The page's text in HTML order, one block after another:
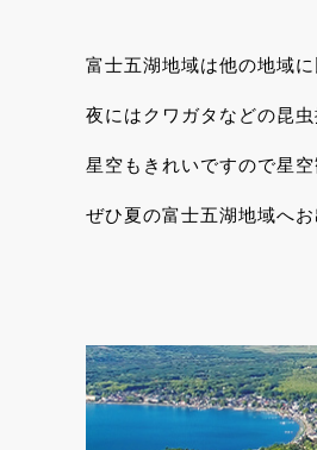
富士五湖地域は他の地域
夜にはクワガタなどの昆虫
星空もきれいですので星
ぜひ夏の富士五湖地域へ